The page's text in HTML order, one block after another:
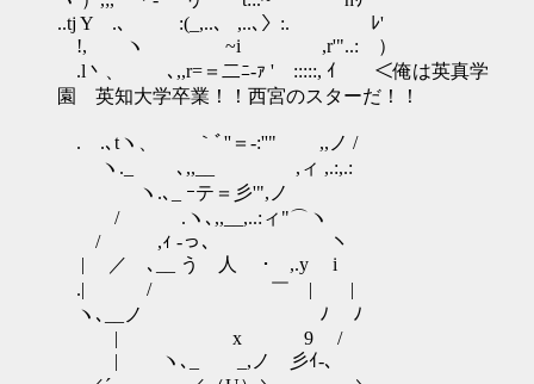
..tj Y .、 :(_,..、 ,..､〉:. ﾚ'
!, ヽ ~i ,r'"..: ）
.l丶、 ､,,r=＝二ﾆ-ｧ ' :::::, ｲ ＜俺は英真学
園 英知大学卒業！！西宮のスターだ！！
.ゝ.､tヽ、 ｀ﾞ''＝‐:''" ,,ノ /
ヽ._ ゝ ､,,__ ,ィ ,.:,.:
ヽ.､_ ｰテ＝彡'",ノ
/ .ヽ､,,__,..:ィ"⌒ヽ
/ ,ｨ -っ､ ヽ
| ／ ､__ う 人 ･ ,.y i
.| / ￣ | |
ヽ､__ノ ﾉ ﾉ
| x 9 /
| ヽ､_ _,ノ 彡ｲ‐､